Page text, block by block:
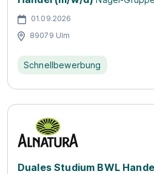
01.09.2026
89079 Ulm
Schnellbewerbung
Duales Studium BWL